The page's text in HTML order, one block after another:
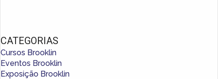
CATEGORIAS
Cursos Brooklin
Eventos Brooklin
Exposição Brooklin